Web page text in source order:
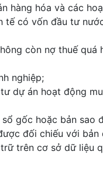
hàng hóa và các
tế có vốn đầu tư
còn nợ thuế
nghiệp;
dự án hoạt động
gốc hoặc bản
đối chiếu với
trên cơ sở dữ liệu